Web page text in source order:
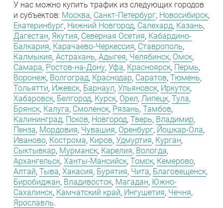
У нас можно купить трафик из следующих городов
и субъектов: Москва, Санкт-Петербург, Новосибирск,
Екатеринбург, Нижний Новгород, Салехард, Казань,
Дагестан, Якутия, Северная Осетия, Кабардино-
Балкария, Карачаево-Черкессия, Ставрополь,
Калмыкия, Астрахань, Адыгея, Челябинск, Омск,
Самара, Ростов-на-Дону, Уфа, Красноярск, Пермь,
Воронеж, Волгоград, Краснодар, Саратов, Тюмень,
Тольятти, Ижевск, Барнаул, Ульяновск, Иркутск,
Хабаровск, Белгород, Курск, Орел, Липецк, Тула,
Брянск, Калуга, Смоленск, Рязань, Тамбов,
Калининград, Псков, Новгород, Тверь, Владимир,
Пенза, Мордовия, Чувашия, Оренбург, Йошкар-Ола,
Иваново, Кострома, Киров, Удмуртия, Курган,
Сыктывкар, Мурманск, Карелия, Вологда,
Архангельск, Ханты-Мансийск, Томск, Кемерово,
Алтай, Тыва, Хакасия, Бурятия, Чита, Благовещенск,
Биробиджан, Владивосток, Магадан, Южно-
Сахалинск, Камчатский край, Ингушетия, Чечня,
Ярославль.